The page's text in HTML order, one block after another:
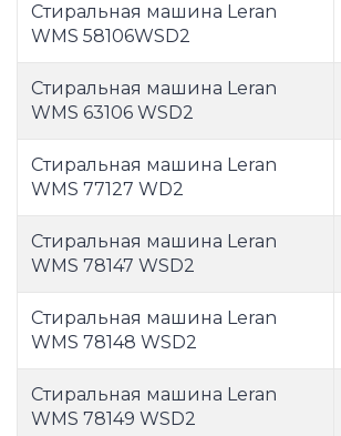
Стиральная машина Leran
WMS 58106WSD2
Стиральная машина Leran
WMS 63106 WSD2
Стиральная машина Leran
WMS 77127 WD2
Стиральная машина Leran
WMS 78147 WSD2
Стиральная машина Leran
WMS 78148 WSD2
Стиральная машина Leran
WMS 78149 WSD2